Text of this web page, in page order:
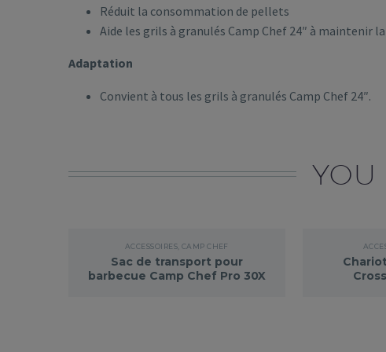
Réduit la consommation de pellets
Aide les grils à granulés Camp Chef 24″ à maintenir
Adaptation
Convient à tous les grils à granulés Camp Chef 24″.
YOU
ACCESSOIRES, CAMP CHEF
Sac de transport pour
barbecue Camp Chef Pro 30X